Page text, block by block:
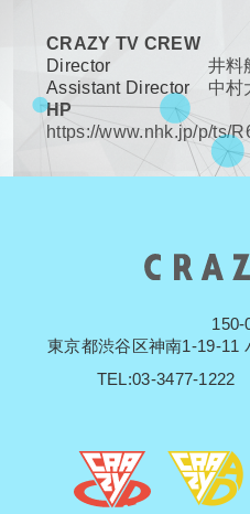
CRAZY TV CREW
Director
Assistant Director
井料
中村
HP
https://www.nhk.jp/p/ts/
150-
東京都渋谷区神南1-19-11
TEL:03-3477-1222